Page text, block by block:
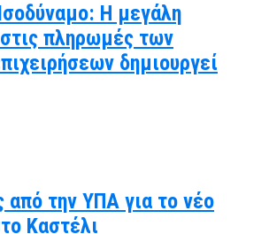
Η μεγάλη
πληρωμές των
δημιουργεί
από την ΥΠΑ για το νέο
Καστέλι